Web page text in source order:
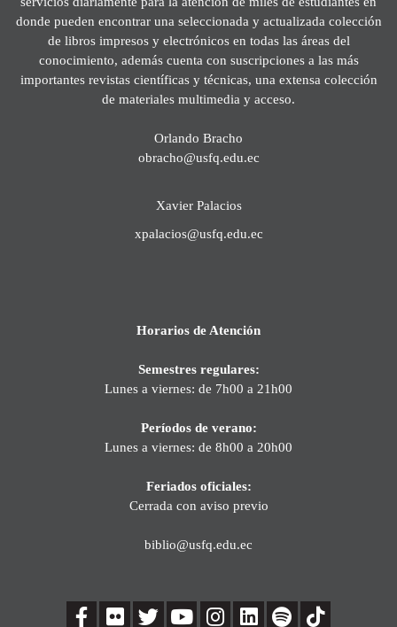
donde pueden encontrar una seleccionada y actualizada colección
de libros impresos y electrónicos en todas las áreas del
conocimiento, además cuenta con suscripciones a las más
importantes revistas científicas y técnicas, una extensa colección
de materiales multimedia y acceso.
Orlando Bracho
obracho@usfq.edu.ec
Xavier Palacios
xpalacios@usfq.edu.ec
Horarios de Atención
Semestres regulares:
Lunes a viernes: de 7h00 a 21h00
Períodos de verano:
Lunes a viernes: de 8h00 a 20h00
Feriados oficiales:
Cerrada con aviso previo
biblio@usfq.edu.ec